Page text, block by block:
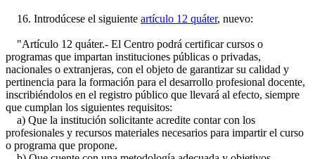
16. Introdúcese el siguiente artículo 12 quáter, nuevo:
"Artículo 12 quáter.- El Centro podrá certificar cursos o
programas que impartan instituciones públicas o privadas,
nacionales o extranjeras, con el objeto de garantizar su calidad y
pertinencia para la formación para el desarrollo profesional docente,
inscribiéndolos en el registro público que llevará al efecto, siempre
que cumplan los siguientes requisitos:
a) Que la institución solicitante acredite contar con los
profesionales y recursos materiales necesarios para impartir el curso
o programa que propone.